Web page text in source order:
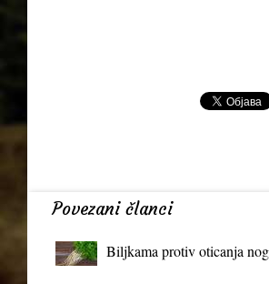
Povezani članci
Biljkama protiv oticanja